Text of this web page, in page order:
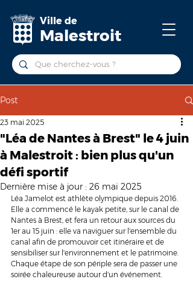
Ville de
Malestroit
Post
"Léa de Nantes à Brest" le 4 juin
à Malestroit : bien plus qu'un
défi sportif
23 mai 2025
Dernière mise à jour : 26 mai 2025
Léa Jamelot est athlète olympique depuis 2016.
Elle a commencé le kayak petite, sur le canal de
Nantes à Brest, et fera un retour aux sources du
1er au 15 juin : elle va naviguer sur l'ensemble du
canal afin de promouvoir cet itinéraire et de
sensibiliser sur l'environnement et le patrimoine.
Chaque étape de son périple sera de passer une
soirée chaleureuse autour d'un événement.